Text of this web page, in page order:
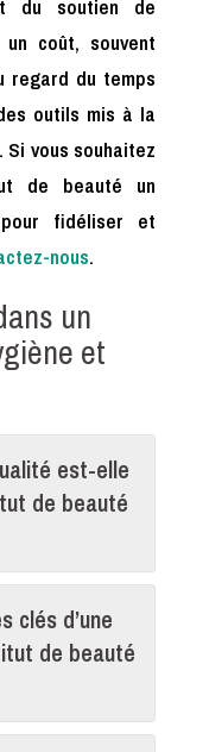
du soutien de
coût, souvent
regard du temps
outils mis à la
vous souhaitez
de beauté un
pour fidéliser et
nous.
un
et
est-elle
de beauté
clés d’une
de beauté